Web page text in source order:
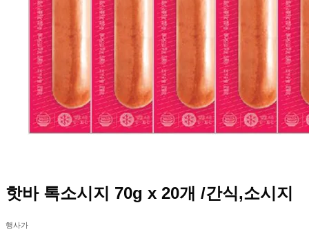
핫바 톡소시지 70g x 20개 /간식,소시지
행사가